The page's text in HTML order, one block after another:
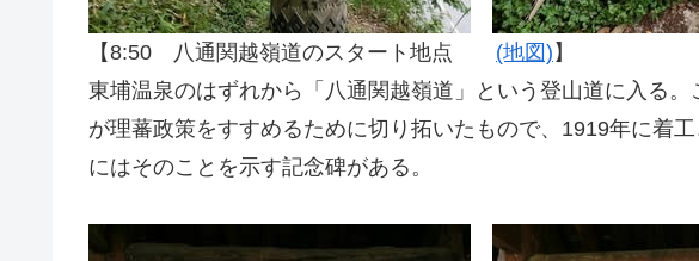
【8:50 八通関越嶺道のスタート地点 (地図) 】
東埔温泉のはずれから「八通関越嶺道」という登山道に入る
が理蕃政策をすすめるために切り拓いたもので、1919年に着
にはそのことを示す記念碑がある。